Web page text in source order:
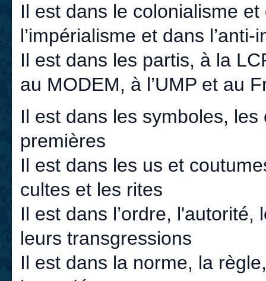
Il est dans le colonialisme
l’impérialisme et dans l’anti-
Il est dans les partis, à la
au MODEM, à l’UMP et au
Il est dans les symboles, les
premières
Il est dans les us et
cultes et les rites
Il est dans l’ordre,
leurs transgressions
Il est dans la norme, la